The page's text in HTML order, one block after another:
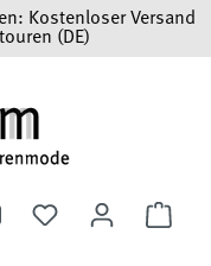
Kostenloser Versand
(DE)